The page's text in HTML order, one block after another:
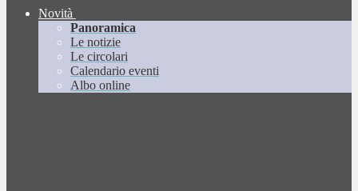
Novità
Panoramica
Le notizie
Le circolari
Calendario eventi
Albo online